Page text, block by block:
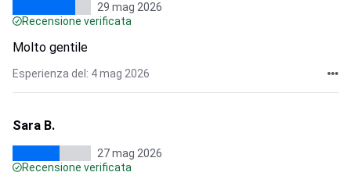
29 mag 2026
Recensione verificata
Molto gentile
Esperienza del: 4 mag 2026
Sara B.
27 mag 2026
Recensione verificata